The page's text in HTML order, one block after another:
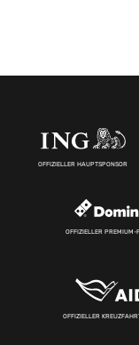
OFFIZIELLER HAUPTSPONSOR
OFFIZIELLER PREMIUM-
OFFIZIELLER